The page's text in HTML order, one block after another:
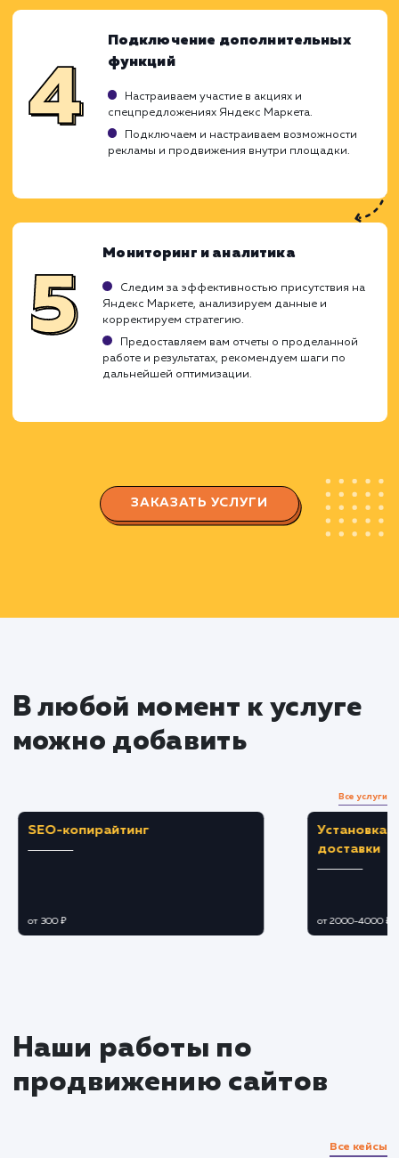
ваших товаров через эту популярную
площадку. Мы используем всю
возможностей Яндекс Маркета
достижения этих целей.
ассортимент товаров и целевую аудиторию.
Анализируем действия конкурентов на
Яндекс Маркете.
Разрабатываем стратегию работы на Яндекс
Маркете, максимально учитывающую
особенности вашего бизнеса.
Регистрация и настройка
магазина
Регистрируем ваш магазин на Яндекс
возврата товаров согласно требованиям
Оптимизация карточек товаров
оптимизируем описания, заголовки и
фотографии.
Подбираем оптимальные цены и скидки,
чтобы привлечь больше клиентов.
Настраиваем участие в акциях и
спецпредложениях Яндекс Маркета.
Подключаем и настраиваем возможности